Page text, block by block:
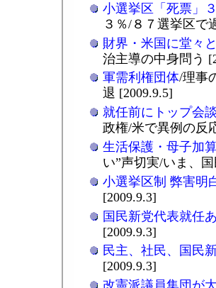
小選挙区「死票」
３％/８７選挙区で
財界・米国に堂々
治主導の中身問う
軍需利権団体/理事
退 [2009.9.5]
就任前にトップ会
政権/米で異例の反
生活保護・母子加
い”声切実/いま、
小選挙区制 弊害明
[2009.9.3]
国民新党代表就任
[2009.9.3]
民主、社民、国民
[2009.9.3]